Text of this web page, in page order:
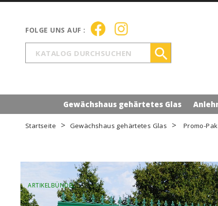

Gewächshaus gehärtetes Glas
Startseite Gewächshaus gehärtetes Glas Promo-
ARTIKELBÜNDEL